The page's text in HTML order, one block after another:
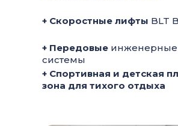
+ Скоростные лифты BLT
+ Передовые инженерные
системы
+ Спортивная и детская
зона для тихого отдыха